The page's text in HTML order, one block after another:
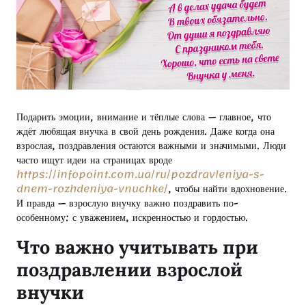
Подарить эмоции, внимание и тёплые слова — главное, что
ждёт любящая внучка в свой день рождения. Даже когда она
взрослая, поздравления остаются важными и значимыми. Люди
часто ищут идеи на страницах вроде
https://infopoint.com.ua/ru/pozdravleniya-s-
dnem-rozhdeniya-vnuchke/, чтобы найти вдохновение.
И правда — взрослую внучку важно поздравить по-
особенному: с уважением, искренностью и гордостью.
Что важно учитывать при
поздравлении взрослой
внучки